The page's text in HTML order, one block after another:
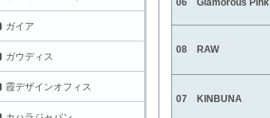
06 Glamorous Pink
08 RAW
07 KINBUNA
ガイア
ガウディス
霞デザインオフィス